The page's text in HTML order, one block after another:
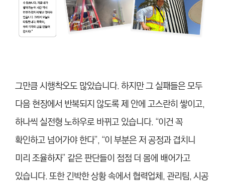
그만큼 시행착오도 많았습니다. 하지만 그 실패들은 모두
다음 현장에서 반복되지 않도록 제 안에 고스란히 쌓이고,
하나씩 실전형 노하우로 바뀌고 있습니다. “이건 꼭
확인하고 넘어가야 한다”, “이 부분은 저 공정과 겹치니
미리 조율하자” 같은 판단들이 점점 더 몸에 배어가고
있습니다. 또한 긴박한 상황 속에서 협력업체, 관리팀, 시공